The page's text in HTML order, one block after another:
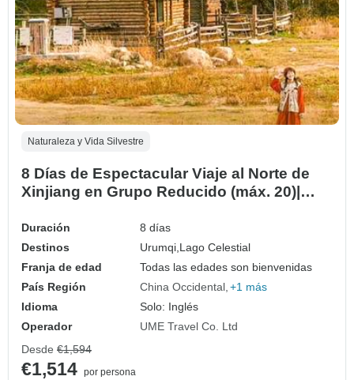
Naturaleza y Vida Silvestre
8 Días de Espectacular Viaje al Norte de
Xinjiang en Grupo Reducido (máx. 20)|
China
Duración
8 días
Destinos
Urumqi, Lago Celestial
Franja de edad
Todas las edades son bienvenidas
País Región
China Occidental +1 más
Idioma
Solo: Inglés
Operador
UME Travel Co. Ltd
Desde €1,594
€1,514 por persona